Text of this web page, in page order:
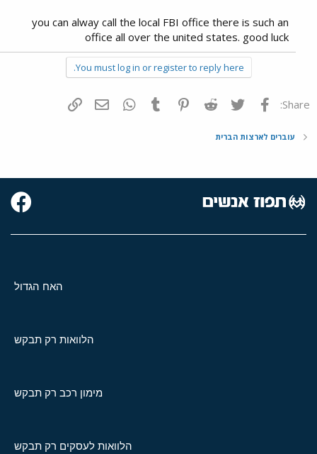
you can alway call the local FBI office there is such an
office all over the united states. good luck
You must log in or register to reply here.
Share: פייסבוק Twitter
Reddit
Pinterest
Tumblr
WhatsAppדואר אלקטרוני
עוברים לארצות הברית
האח הגדול
הלוואות רק תבקש
מימון רכב רק תבקש
הלוואות לעסקים רק תבקש